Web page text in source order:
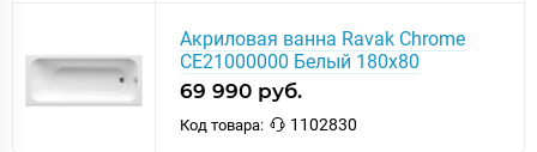
Акриловая ванна Ravak Chrome
CE21000000 Белый 180х80
69 990 руб.
Код товара: 1102830